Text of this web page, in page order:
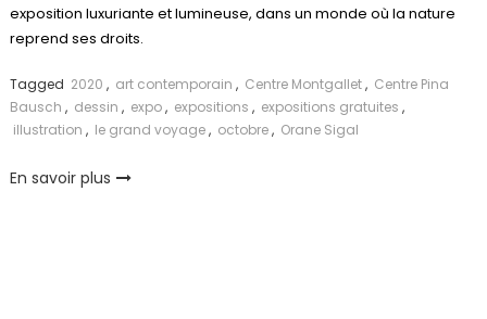
exposition luxuriante et lumineuse, dans un monde où la nature
reprend ses droits.
Tagged 2020 , art contemporain , Centre Montgallet, Centre Pina
Bausch , dessin , expo, expositions , expositions gratuites ,
illustration , le grand voyage, octobre, Orane Sigal
En savoir plus